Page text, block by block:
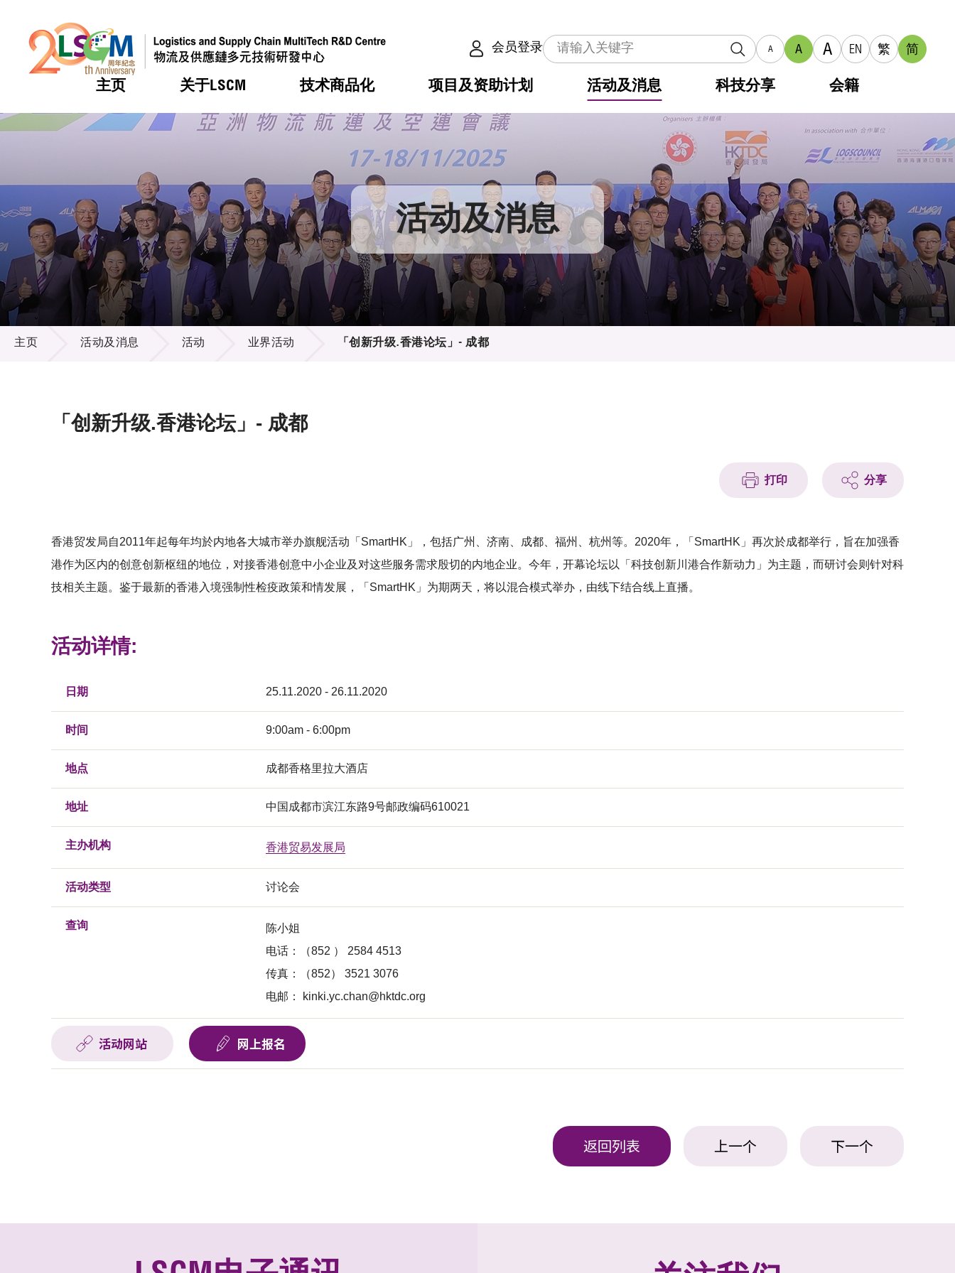
会员登录 A A A EN 繁 简
主页 关于LSCM
热门 机构简介
组织架构
组织架构
董事局
研究顾问
招标通告
技术商品化
热门 服务
可获授权之技术
应用于公共服务之创新技术
重点项目
项目及资助计划
热门 合作计划
资助计划
资助计划
税务优惠
申请
评审
征求研发项目计划书
项目资料库
活动及消息
热门 活动
奖项
新闻中心
媒体报导
新闻稿
资讯中心
多媒体
出版刊物
科技分享 会籍
热门 会籍及服务
会员列表
会员登入 活动及消息
活动及消息
主页 活动及消息 活动 业界活动 「创新升级.香港论坛」- 成都
「创新升级.香港论坛」- 成都
打印 分享
香港贸发局自2011年起每年均於内地各大城市举办旗舰活动「SmartHK」，包括广州、济南、成都、福州、杭州等。2020年，「SmartHK」再次於成都举行，旨在加强香
港作为区内的创意创新枢纽的地位，对接香港创意中小企业及对这些服务需求殷切的内地企业。今年，开幕论坛以「科技创新川港合作新动力」为主题，而研讨会则针对科
技相关主题。鉴于最新的香港入境强制性检疫政策和情发展，「SmartHK」为期两天，将以混合模式举办，由线下结合线上直播。
活动详情:
日期 25.11.2020 - 26.11.2020
时间 9:00am - 6:00pm
地点 成都香格里拉大酒店
地址 中国成都市滨江东路9号邮政编码610021
主办机构 香港贸易发展局
活动类型 讨论会
查询
陈小姐
电话：（852 ） 2584 4513
传真：（852） 3521 3076
电邮：
kinki.yc.chan@hktdc.org
活动网站 网上报名
返回列表 上一个 下一个